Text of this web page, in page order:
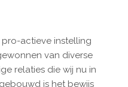
actieve instelling
van diverse
relaties die wij nu in
is het bewijs